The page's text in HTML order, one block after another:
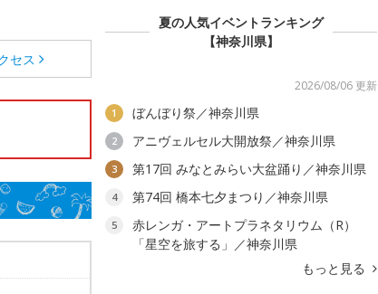
セス
夏の人気イベントランキング
【神奈川県】
2026/08/06 更新
1 ぼんぼり祭／神奈川県
2 アニヴェルセル大開放祭／神奈川県
3 第17回 みなとみらい大盆踊り／神奈川県
4 第74回 橋本七夕まつり／神奈川県
5
赤レンガ・アートプラネタリウム（R）
「星空を旅する」／神奈川県
もっと見る